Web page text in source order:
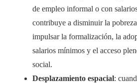
de empleo informal o con
contribuye a disminuir la
impulsar la formalización, la
salarios mínimos y el acceso
social.
Desplazamiento espacial: